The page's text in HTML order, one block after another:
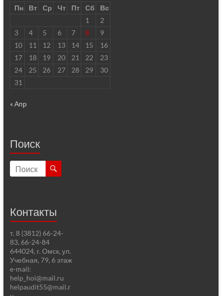
Пн
Вт Ср Чт Пт Сб
Вс
1
2
3
4 5 6 7 8
9
10
11 12 13 14 15
16
17
18 19 20 21 22
23
24
25 26 27 28 29
30
31
« Апр
Поиск
Контакты
т. 8 (3812) 66-24-
83, 66-24-84
644024, г. Омск, ул.
Учебная, 79, 6 этаж
e-mail:
help_hoi@mail.ru
helpaudit55@mail.r